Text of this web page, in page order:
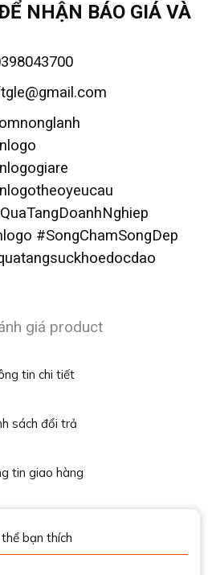
tin chi tiết
sách đổi trả
tin giao hàng
NHẬN BÁO GIÁ VÀ
#SongChamSongDep
giá product
bạn thích